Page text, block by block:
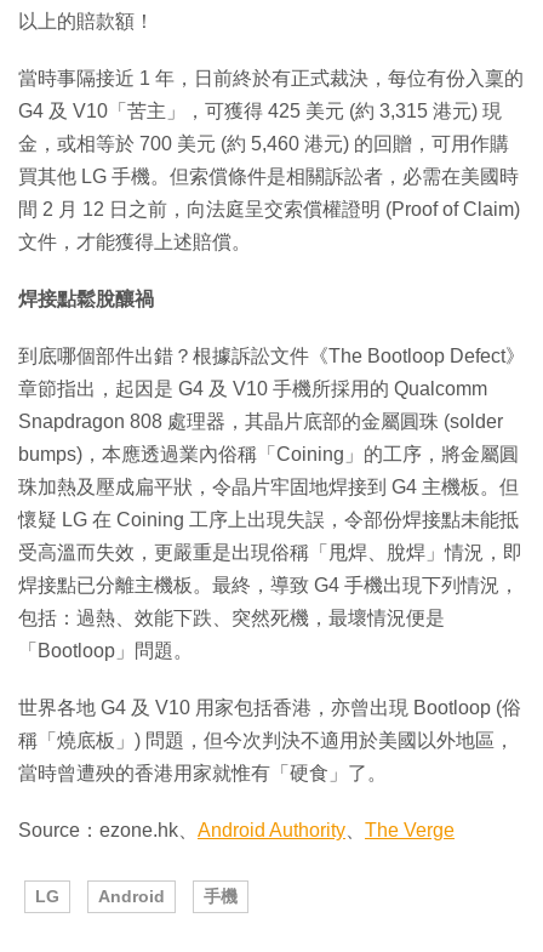
以上的賠款額！
當時事隔接近 1 年，日前終於有正式裁決，每位有份入稟的
G4 及 V10「苦主」，可獲得 425 美元 (約 3,315 港元) 現
金，或相等於 700 美元 (約 5,460 港元) 的回贈，可用作購
買其他 LG 手機。但索償條件是相關訴訟者，必需在美國時
間 2 月 12 日之前，向法庭呈交索償權證明 (Proof of Claim)
文件，才能獲得上述賠償。
焊接點鬆脫釀禍
到底哪個部件出錯？根據訴訟文件《The Bootloop Defect》
章節指出，起因是 G4 及 V10 手機所採用的 Qualcomm
Snapdragon 808 處理器，其晶片底部的金屬圓珠 (solder
bumps)，本應透過業內俗稱「Coining」的工序，將金屬圓
珠加熱及壓成扁平狀，令晶片牢固地焊接到 G4 主機板。但
懷疑 LG 在 Coining 工序上出現失誤，令部份焊接點未能抵
受高溫而失效，更嚴重是出現俗稱「甩焊、脫焊」情況，即
焊接點已分離主機板。最終，導致 G4 手機出現下列情況，
包括：過熱、效能下跌、突然死機，最壞情況便是
「Bootloop」問題。
世界各地 G4 及 V10 用家包括香港，亦曾出現 Bootloop (俗
稱「燒底板」) 問題，但今次判決不適用於美國以外地區，
當時曾遭殃的香港用家就惟有「硬食」了。
Source：ezone.hk、 Android Authority The Verge
LG Android 手機